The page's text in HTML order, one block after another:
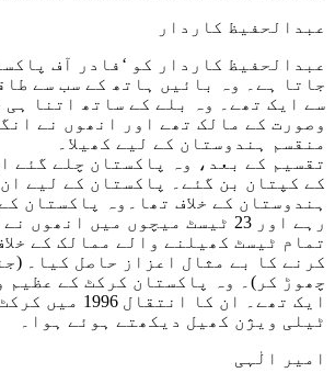
عبدالحفیظ کاردار
عبدالحفیظ کاردار کو ‘فادر آف
جاتا ہے۔ وہ بائیں ہاتھ کے سب سے
سے ایک تھے۔ وہ بلے کے ساتھ اتنا ہی
وصورت کے مالک تھے اور انھوں نے
منقسم ہندوستان کے لیے کھیلا۔
کے کپتان بن گئے۔ پاکستان کے لیے
ہندوستان کے خلاف تھا۔وہ پاکستان
رہے اور 23 ٹیسٹ میچوں میں
تمام ٹیسٹ کھیلنے والے ممالک کے
کرنے کا بے مثال اعزاز حاصل کیا۔
چھوڑ کر)۔ وہ پاکستان کرکٹ کے عظیم
ایک تھے۔ ان کا
ٹیلی ویژن کھیل دیکھتے ہوئے ہوا۔
امیر الٰہی